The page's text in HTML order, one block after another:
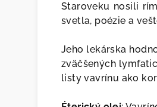
Staroveku nosili
svetla, poézie a
Jeho lekárska
zväčšených
listy vavrínu ako